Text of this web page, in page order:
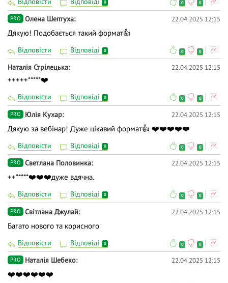
0 0 0
PRO Олена Шептуха 22.04.2025 12:15
Дякую! Подобається такий формат👍
Відповісти Відповіді 0 0 0
Наталія Стрілецька 22.04.2025 12:15
+++++*****❤️
Відповісти Відповіді 0 0 0
PRO Юлія Кухар 22.04.2025 12:15
Дякую за вебінар! Дуже цікавий формат👍 ❤️❤️❤️❤️❤️
Відповісти Відповіді 0 0 0
PRO Светлана Половинка 22.04.2025 12:15
++*****❤️❤️❤️дуже вдячна.
Відповісти Відповіді 0 0 0
PRO Світлана Джулай 22.04.2025 12:15
Багато нового та корисного
Відповісти Відповіді 0 0 0
PRO Наталія Шебеко 22.04.2025 12:15
❤️❤️❤️❤️❤️❤️